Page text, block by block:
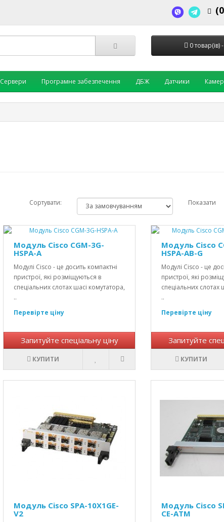
0 товар(ів)
Сервери Програмне забезпечення ДБЖ Датчики
Сортувати:
Показати
Модуль Cisco CGM-3G-
HSPA-A
Модулі Cisco - це досить компактні
пристрої, які розміщуються в
спеціальних слотах шасі комутатора,
..
Перевірте ціну
Запитуйте спеціальну ціну
КУПИТИ
Модуль Cisco
HSPA-AB-G
Модулі Cisco - це
пристрої, які
спеціальних слотах
..
Перевірте ціну
Запитуйте
КУПИТИ
Модуль Cisco SPA-10X1GE-
V2
Модуль Cisco
CE-ATM